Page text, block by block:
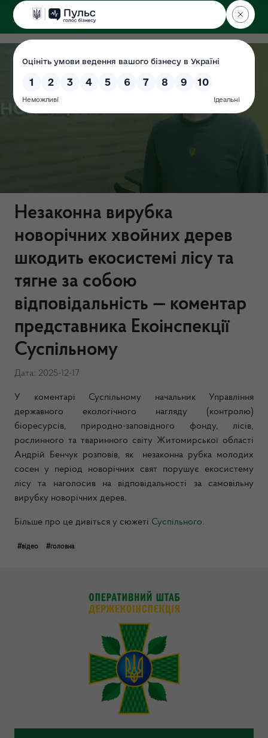
ДЕРЖЕКОІНСПЕКЦІЯ
Поліського округу
Незаконна вирубка
новорічних хвойних дерев
шкодить екосистемі лісу та
тягне за собою
відповідальність — коментар
представника Екоінспекції
Суспільному
Дата: 2025-12-17
У коментарі Суспільному начальник Управління
державного екологічного нагляду (контролю)
біоресурсів, природно-заповідного фонду, лісів,
рослинного та тваринного світу Житомирської області
Андрій Бенчук розповів, як незаконна рубка молодих
сосен у період новорічних свят порушує екосистему
лісу та наголосив на відповідальності за самовільну
вирубку новорічних дерев.
Більше про це дивіться у сюжеті Суспільного.
#відео #головна